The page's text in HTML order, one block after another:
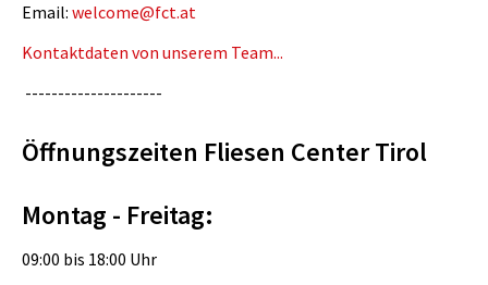
Email: welcome@fct.at
Kontaktdaten von unserem Team...
---------------------
Öffnungszeiten Fliesen Center Tirol
Montag - Freitag:
09:00 bis 18:00 Uhr